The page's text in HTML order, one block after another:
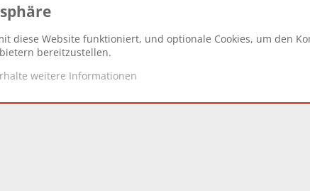
[Du]
diese Website funktioniert, und optionale Cookies, um den
bereitzustellen.
weitere Informationen